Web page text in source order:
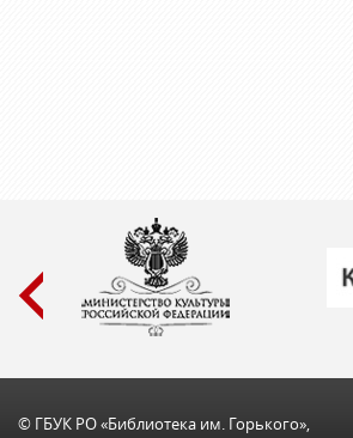
© ГБУК РО «Библиотека им. Горького»,